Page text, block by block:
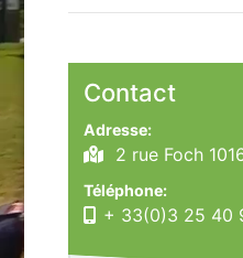
Contact
Adresse:
2 rue Foch
Téléphone:
+ 33(0)3 25 40